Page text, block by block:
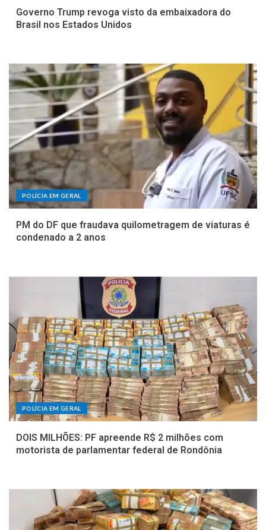
Governo Trump revoga visto da embaixadora do
Brasil nos Estados Unidos
POLÍCIA EM GERAL
PM do DF que fraudava quilometragem de viaturas é
condenado a 2 anos
POLÍCIA EM GERAL
DOIS MILHÕES: PF apreende R$ 2 milhões com
motorista de parlamentar federal de Rondônia